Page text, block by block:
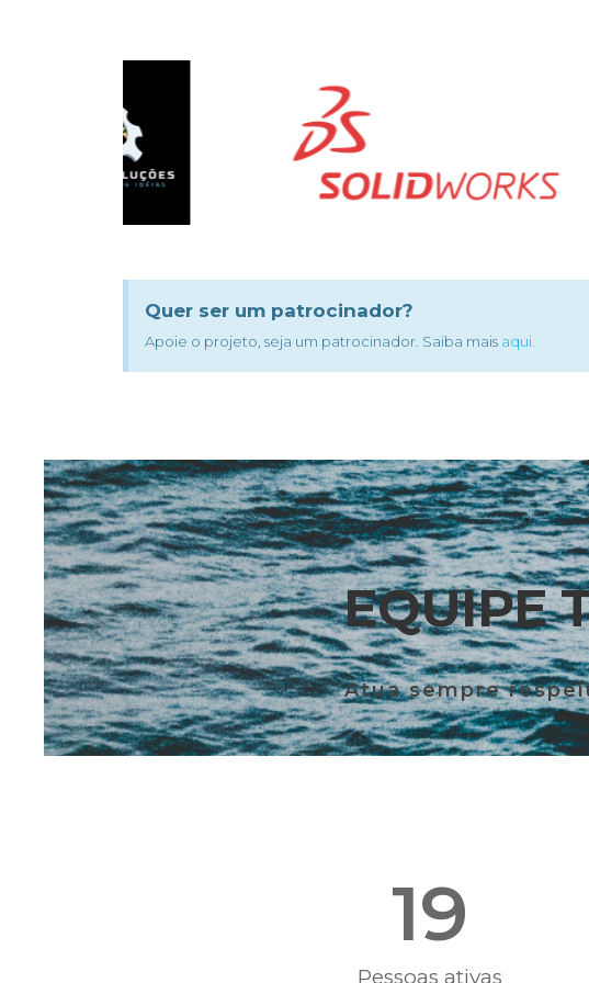
Quer ser um patrocinador?
Apoie o projeto, seja um patrocinador. Saiba mais aqui.
EQUIPE
Atua sempre
Pessoas ativas
19